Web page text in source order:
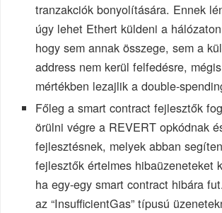
tranzakciók bonyolítására. Ennek
úgy lehet Ethert küldeni a
hogy sem annak összege, sem a
address nem kerül felfedésre,
mértékben lezajlik a double-
Főleg a smart contract fejlesztők
örülni végre a REVERT opkódnak
fejlesztésnek, melyek abban
fejlesztők értelmes hibaüzeneteket
ha egy-egy smart contract hibára
az “InsufficientGas” típusú